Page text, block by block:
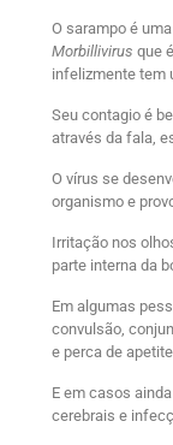
O sarampo é
Morbillivirus que
infelizmente tem
Seu contagio é
através da fala,
O vírus se
organismo e
Irritação nos
parte interna da
Em algumas
convulsão,
e perca de
E em casos
cerebrais e